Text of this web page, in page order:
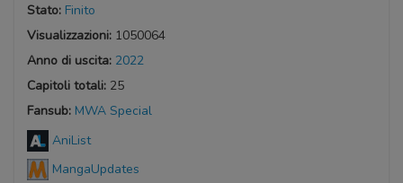
Stato: Finito
Visualizzazioni: 1050064
Anno di uscita: 2022
Capitoli totali: 25
Fansub: MWA Special
AniList
MangaUpdates